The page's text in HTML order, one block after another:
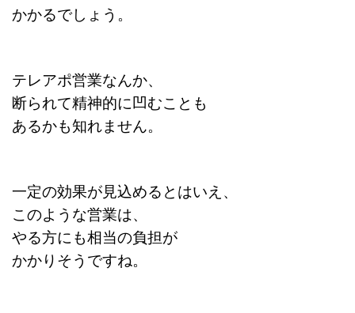
かかるでしょう。
テレアポ営業なんか、
断られて精神的に凹むことも
あるかも知れません。
一定の効果が見込めるとはいえ、
このような営業は、
やる方にも相当の負担が
かかりそうですね。